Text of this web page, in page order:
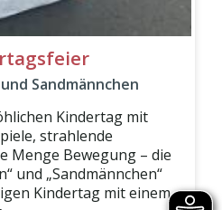
Sandmännchen
Kindertag mit
strahlende
Menge Bewegung – die
und „Sandmännchen“
Kindertag mit einem